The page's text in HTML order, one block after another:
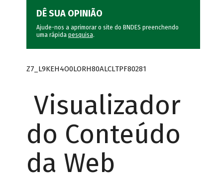
DÊ SUA OPINIÃO
Ajude-nos a aprimorar o site do BNDES preenchendo
uma rápida pesquisa.
Z7_L9KEH4O0LORH80ALCLTPF80281
Visualizador
do Conteúdo
da Web